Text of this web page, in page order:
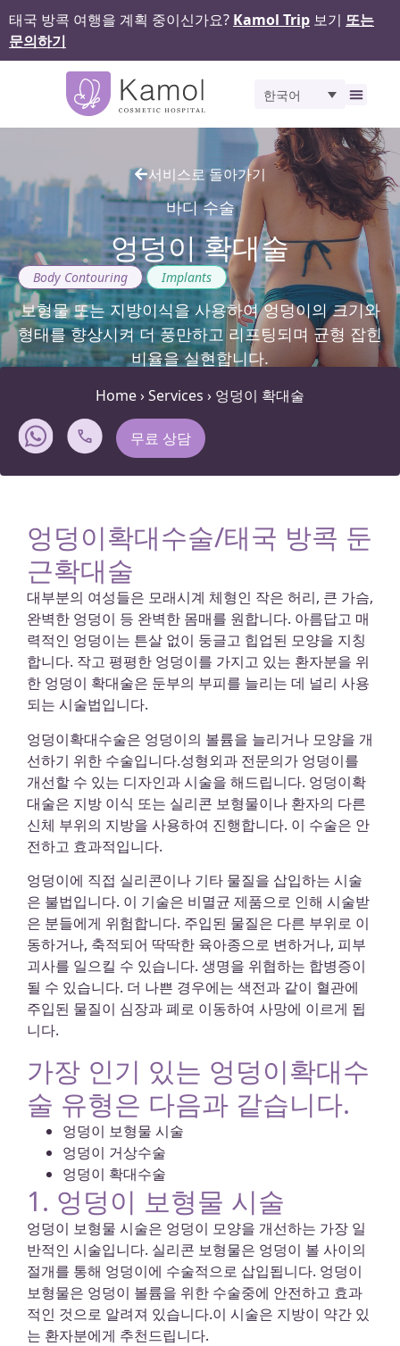
태국 방콕 여행을 계획 중이신가요? Kamol Trip 보기 또는
문의하기
한국어
서비스로 돌아가기
바디 수술
엉덩이 확대술
Body Contouring , Implants
보형물 또는 지방이식을 사용하여 엉덩이의 크기와
형태를 향상시켜 더 풍만하고 리프팅되며 균형 잡힌
비율을 실현합니다.
Home›Services › 엉덩이 확대술
무료 상담
엉덩이확대수술/태국 방콕 둔
근확대술
대부분의 여성들은 모래시계 체형인 작은 허리, 큰 가슴,
완벽한 엉덩이 등 완벽한 몸매를 원합니다. 아름답고 매
력적인 엉덩이는 튼살 없이 둥글고 힙업된 모양을 지칭
합니다. 작고 평평한 엉덩이를 가지고 있는 환자분을 위
한 엉덩이 확대술은 둔부의 부피를 늘리는 데 널리 사용
되는 시술법입니다.
엉덩이확대수술은 엉덩이의 볼륨을 늘리거나 모양을 개
선하기 위한 수술입니다.성형외과 전문의가 엉덩이를
개선할 수 있는 디자인과 시술을 해드립니다. 엉덩이확
대술은 지방 이식 또는 실리콘 보형물이나 환자의 다른
신체 부위의 지방을 사용하여 진행합니다. 이 수술은 안
전하고 효과적입니다.
엉덩이에 직접 실리콘이나 기타 물질을 삽입하는 시술
은 불법입니다. 이 기술은 비멸균 제품으로 인해 시술받
은 분들에게 위험합니다. 주입된 물질은 다른 부위로 이
동하거나, 축적되어 딱딱한 육아종으로 변하거나, 피부
괴사를 일으킬 수 있습니다. 생명을 위협하는 합병증이
될 수 있습니다. 더 나쁜 경우에는 색전과 같이 혈관에
주입된 물질이 심장과 폐로 이동하여 사망에 이르게 됩
니다.
가장 인기 있는 엉덩이확대수
술 유형은 다음과 같습니다.
엉덩이 보형물 시술
엉덩이 거상수술
엉덩이 확대수술
1. 엉덩이 보형물 시술
엉덩이 보형물 시술은 엉덩이 모양을 개선하는 가장 일
반적인 시술입니다. 실리콘 보형물은 엉덩이 볼 사이의
절개를 통해 엉덩이에 수술적으로 삽입됩니다. 엉덩이
보형물은 엉덩이 볼륨을 위한 수술중에 안전하고 효과
적인 것으로 알려져 있습니다.이 시술은 지방이 약간 있
는 환자분에게 추천드립니다.